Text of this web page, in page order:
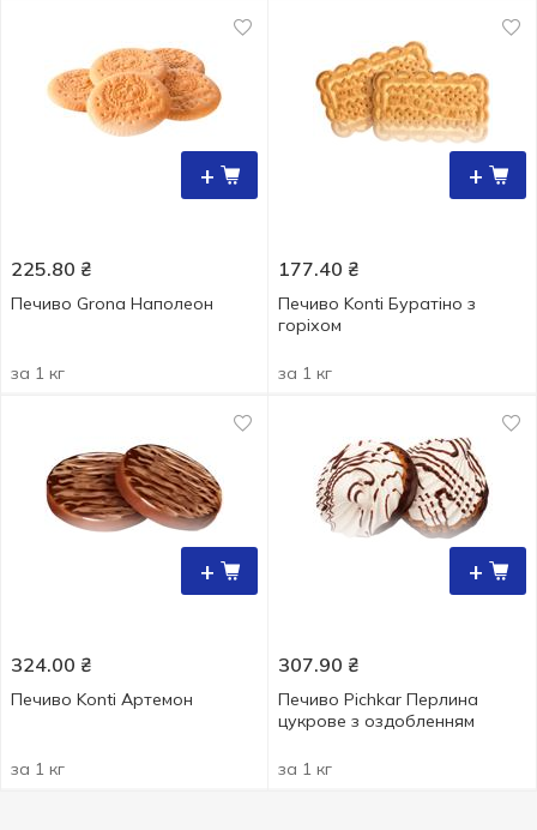
+
225.80 ₴
Печиво Grona Наполеон
за 1 кг
+
177.40 ₴
Печиво Konti Буратіно з
горіхом
за 1 кг
+
324.00 ₴
Печиво Konti Артемон
за 1 кг
+
307.90 ₴
Печиво Pichkar Перлина
цукрове з оздобленням
за 1 кг